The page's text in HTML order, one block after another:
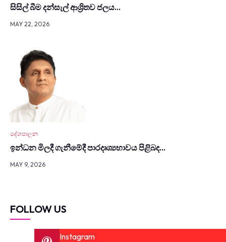
සිසිල් බීම දන්සැල් ආශ්‍රිතව ජලය…
MAY 22, 2026
දේශපාලන
ඉන්ධන මිලදී ගැනී­මේදී පාර­දෘ­ශ්‍ය­භා­වය පිළිබද…
MAY 9, 2026
FOLLOW US
Instagram